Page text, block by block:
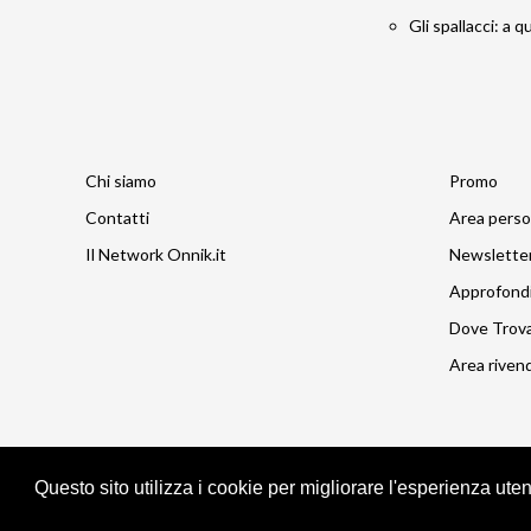
Questo sito utilizza i cookie per migliorare l'esperienza
Gli spallacci: a
Chi siamo
Contatti
Il Network Onnik.it
Promo
Area
Dove
Area